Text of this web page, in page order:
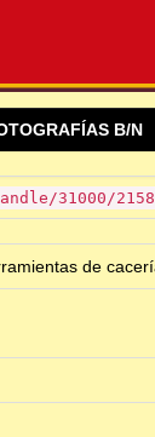
B/N
31000/2158
de